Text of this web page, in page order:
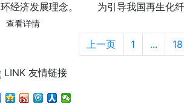
环经济发展理念。 为引导我国再生化
查看详情
上一页 1 ... 18
LINK 友情链接